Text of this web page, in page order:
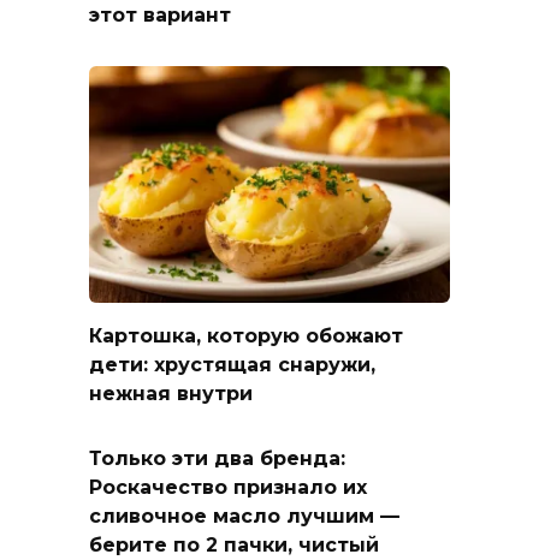
этот вариант
Картошка, которую обожают
дети: хрустящая снаружи,
нежная внутри
Только эти два бренда:
Роскачество признало их
сливочное масло лучшим —
берите по 2 пачки, чистый